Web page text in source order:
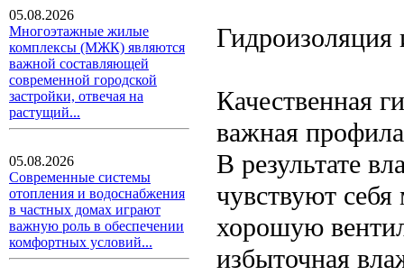
05.08.2026
Многоэтажные жилые
комплексы (МЖК) являются
важной составляющей
современной городской
застройки, отвечая на
растущий...
05.08.2026
Современные системы
отопления и водоснабжения
в частных домах играют
важную роль в обеспечении
комфортных условий...
Гидроизоляция
Качественная
важная
В результате
чувствуют
хорошую
избыточная